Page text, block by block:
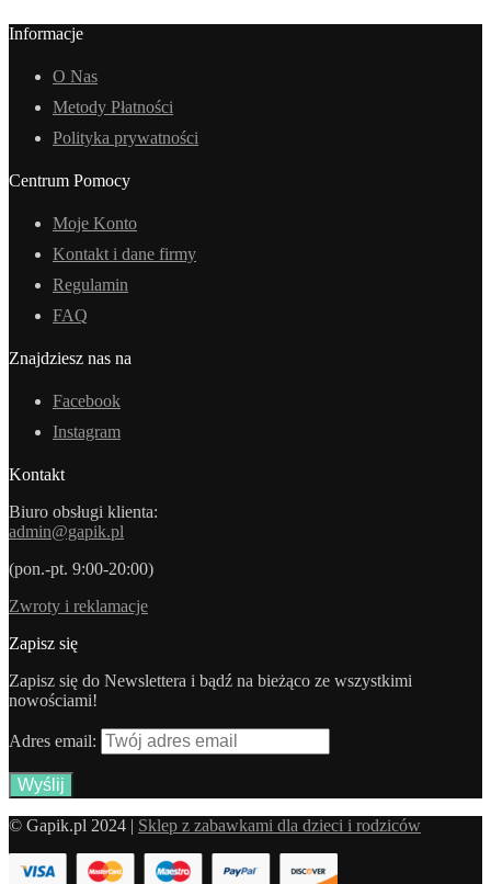
Informacje
O Nas
Metody Płatności
Polityka prywatności
Centrum Pomocy
Moje Konto
Kontakt i dane firmy
Regulamin
FAQ
Znajdziesz nas na
Facebook
Instagram
Kontakt
Biuro obsługi klienta:
admin@gapik.pl
(pon.-pt. 9:00-20:00)
Zwroty i reklamacje
Zapisz się
Zapisz się do Newslettera i bądź na bieżąco ze wszystkimi
nowościami!
Adres email:
© Gapik.pl 2024 | Sklep z zabawkami dla dzieci i rodziców